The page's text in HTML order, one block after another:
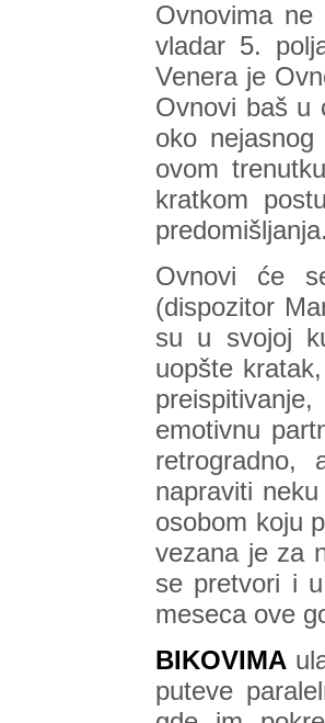
Ovnovima
vladar 5.
Venera je
Ovnovi baš u
oko
ovom
kratkom
Ovnovi će
(dispozitor
su u svojoj
uopšte
emotivnu
napraviti
osobom koju
vezana je za
se pretvori i
meseca ove
BIKOVIMA
puteve